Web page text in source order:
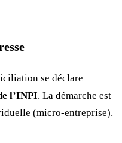
se déclare
l’INPI. La démarche est
(micro-entreprise).